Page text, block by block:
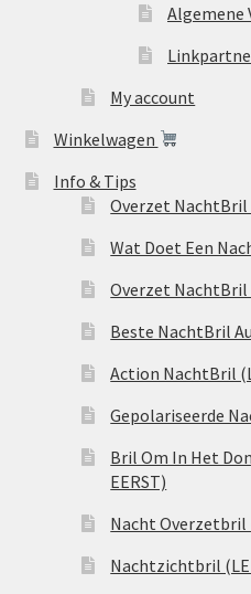
Algemene
My account
Winkelwagen
Info & Tips
Overzet NachtBril
Wat Doet Een
Overzet NachtBril
Beste NachtBril
Action NachtBril
Gepolariseerde
Bril Om In Het
EERST)
Nacht Overzetbril
Nachtzichtbril